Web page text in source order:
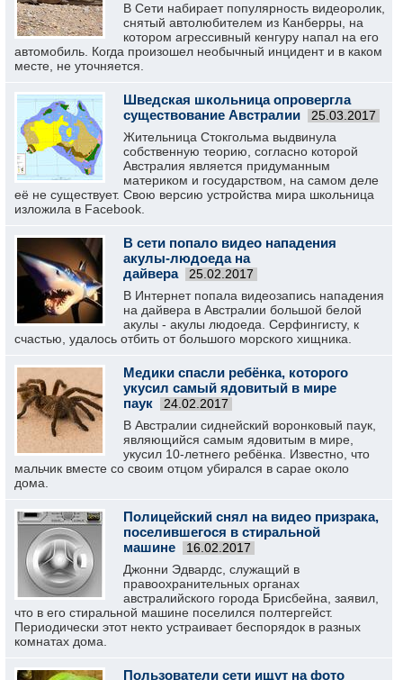
В Сети набирает популярность видеоролик,
снятый автолюбителем из Канберры, на
котором агрессивный кенгуру напал на его
автомобиль. Когда произошел необычный инцидент и в каком
месте, не уточняется.
Шведская школьница опровергла
существование Австралии
25.03.2017
Жительница Стокгольма выдвинула
собственную теорию, согласно которой
Австралия является придуманным
материком и государством, на самом деле
её не существует. Свою версию устройства мира школьница
изложила в Facebook.
В сети попало видео нападения
акулы-людоеда на
дайвера
25.02.2017
В Интернет попала видеозапись нападения
на дайвера в Австралии большой белой
акулы - акулы людоеда. Серфингисту, к
счастью, удалось отбить от большого морского хищника.
Медики спасли ребёнка, которого
укусил самый ядовитый в мире
паук
24.02.2017
В Австралии сиднейский воронковый паук,
являющийся самым ядовитым в мире,
укусил 10-летнего ребёнка. Известно, что
мальчик вместе со своим отцом убирался в сарае около
дома.
Полицейский снял на видео призрака,
поселившегося в стиральной
машине
16.02.2017
Джонни Эдвардс, служащий в
правоохранительных органах
австралийского города Брисбейна, заявил,
что в его стиральной машине поселился полтергейст.
Периодически этот некто устраивает беспорядок в разных
комнатах дома.
Пользователи сети ищут на фото